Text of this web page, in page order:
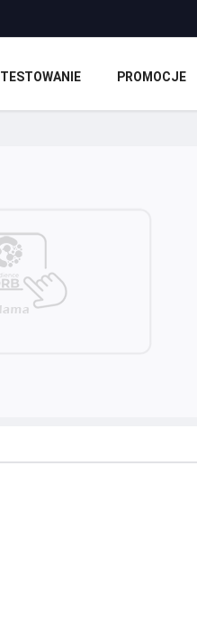
TESTOWANIE PROMOCJE